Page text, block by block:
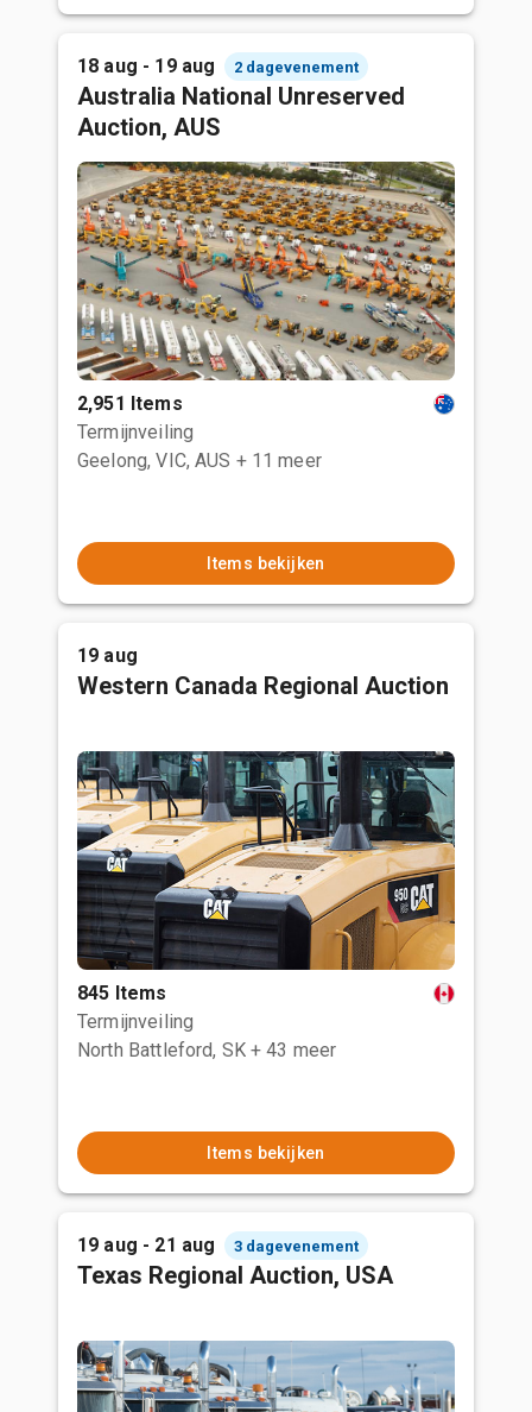
18 aug - 19 aug 2 dagevenement
Australia National Unreserved
Auction, AUS
2,951 Items
Termijnveiling
Geelong, VIC, AUS + 11 meer
Items bekijken
19 aug
Western Canada Regional Auction
845 Items
Termijnveiling
North Battleford, SK + 43 meer
Items bekijken
19 aug - 21 aug 3 dagevenement
Texas Regional Auction, USA